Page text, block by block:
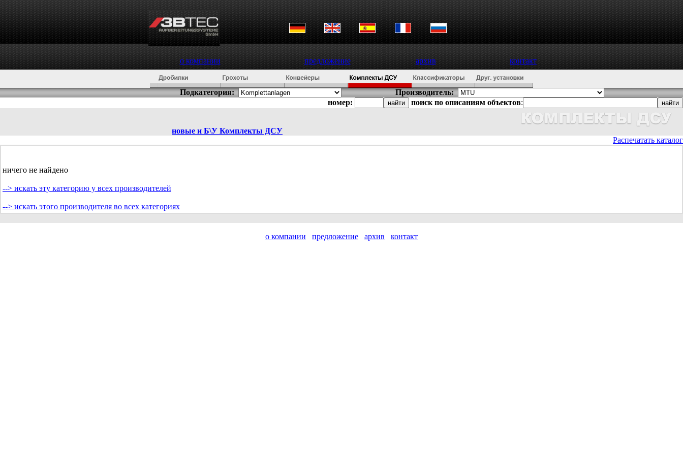
о компании предложение архив контакт
Подкатегория:
Производитель:
номер:
поиск по описаниям объектов:
новые и Б\У Комплекты ДСУ
Распечатать каталог
ничего не найдено
--> искать эту категорию у всех производителей
--> искать этого производителя во всех категориях
о компании предложение архив контакт